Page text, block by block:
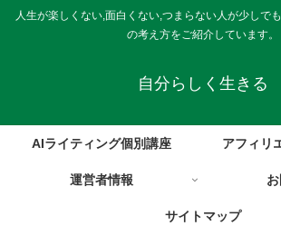
人生が楽しくない,面白くない,つまらない人が少しで
の考え方をご紹介しています。
自分らしく生きる
AIライティング個別講座 アフィリ
運営者情報
サイトマップ